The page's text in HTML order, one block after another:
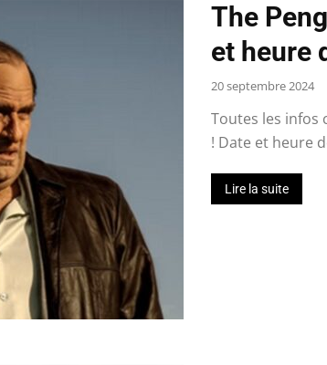
The
et heure
20 septembre 2024
Toutes les infos
! Date et heure
Lire la suite